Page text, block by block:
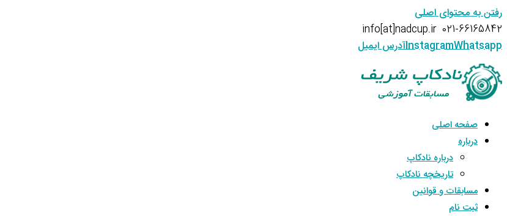
رفتن به محتوای اصلی
021-66165842
info[at]nadcup.ir
InstagramWhatsapp آدرس ایمیل
صفحه اصلی
درباره
درباره نادکاپ
تاریخچه نادکاپ
مسابقات و قوانین
ثبت نام